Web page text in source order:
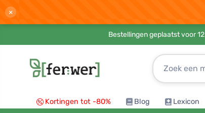
×
Bestellingen geplaatst voor
Kortingen tot -80% Blog Lexicon